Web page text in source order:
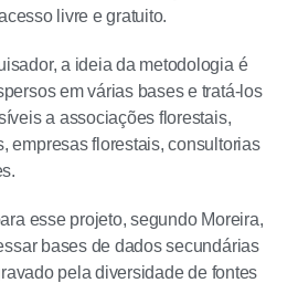
livre e gratuito.
a ideia da metodologia é
em várias bases e tratá-los
a associações florestais,
empresas florestais, consultorias
esse projeto, segundo Moreira,
bases de dados secundárias
pela diversidade de fontes